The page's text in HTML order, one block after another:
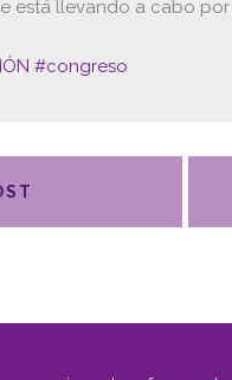
está llevando a cabo
#congreso